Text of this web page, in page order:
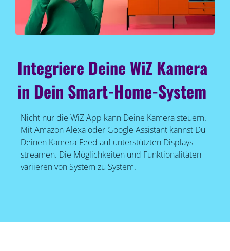
Integriere Deine WiZ Kamera
in Dein Smart-Home-System
Nicht nur die WiZ App kann Deine Kamera steuern.
Mit Amazon Alexa oder Google Assistant kannst Du
Deinen Kamera-Feed auf unterstützten Displays
streamen. Die Möglichkeiten und Funktionalitäten
variieren von System zu System.